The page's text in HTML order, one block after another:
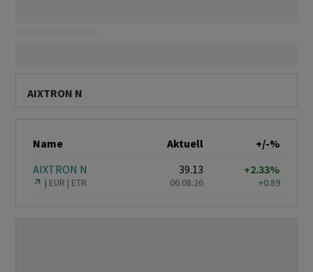
AIXTRON N
Name Aktuell
+/-%
AIXTRON N
EUR ETR
39.13
06.08.26
+2.33%
+0.89